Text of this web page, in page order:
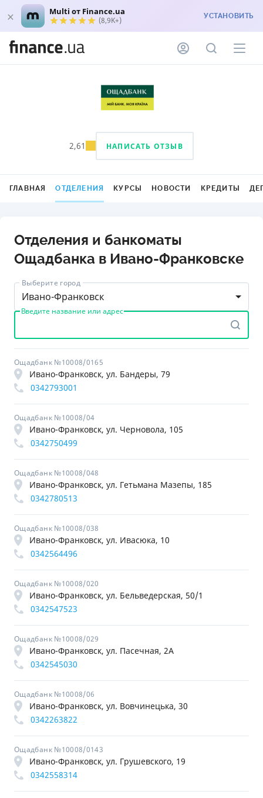
Multi от Finance.ua
(8,9K+) УСТАНОВИТЬ
2,61 НАПИСАТЬ ОТЗЫВ
ГЛАВНАЯ ОТДЕЛЕНИЯ КУРСЫ НОВОСТИ КРЕДИТЫ
Отделения и банкоматы
Ощадбанка в Ивано-Франковске
Выберите город
Ивано-Франковск
Введите название или адрес
Ощадбанк №10008/0165
Ивано-Франковск, ул. Бандеры, 79
0342793001
Ощадбанк №10008/04
Ивано-Франковск, ул. Черновола, 105
0342750499
Ощадбанк №10008/048
Ивано-Франковск, ул. Гетьмана Мазепы, 185
0342780513
Ощадбанк №10008/038
Ивано-Франковск, ул. Ивасюка, 10
0342564496
Ощадбанк №10008/020
Ивано-Франковск, ул. Бельведерская, 50/1
0342547523
Ощадбанк №10008/029
Ивано-Франковск, ул. Пасечная, 2А
0342545030
Ощадбанк №10008/06
Ивано-Франковск, ул. Вовчинецька, 30
0342263822
Ощадбанк №10008/0143
Ивано-Франковск, ул. Грушевского, 19
0342558314